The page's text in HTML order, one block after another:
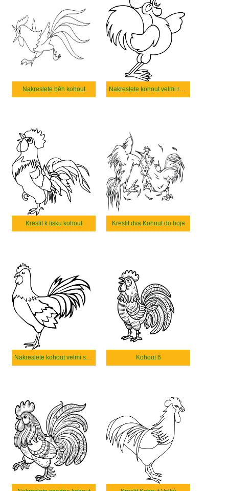
Nakreslete běh kohout Nakreslete kohout velmi roztomilý
Kreslit k tisku kohout Kreslit dva Kohout do boje
Nakreslete kohout velmi snadno Kohout 6